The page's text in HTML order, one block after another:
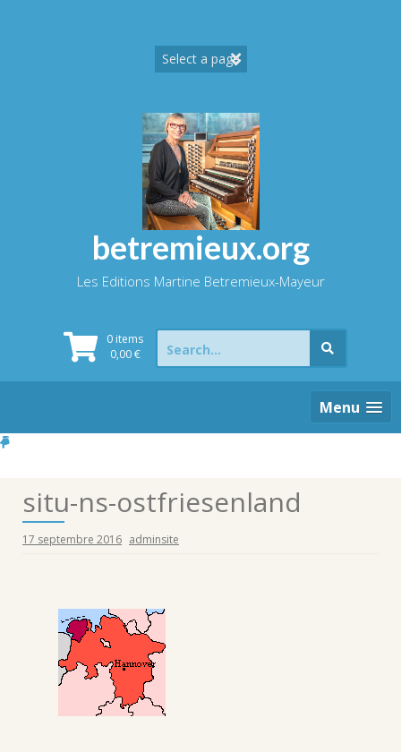
betremieux.org
Les Editions Martine Betremieux-Mayeur
0 items
0,00€
Search
for:
Menu
situ-ns-ostfriesenland
17 septembre 2016 adminsite